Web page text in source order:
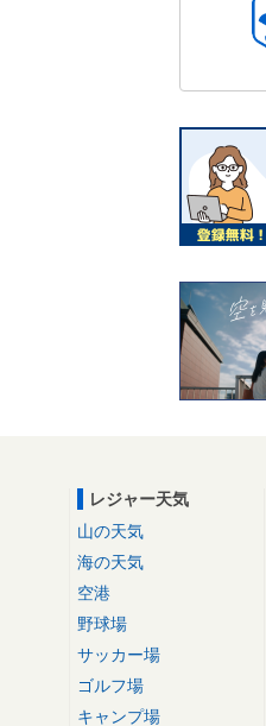
レジャー天気
山の天気
海の天気
空港
野球場
サッカー場
ゴルフ場
キャンプ場